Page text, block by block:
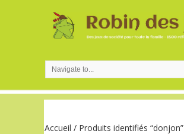
Accueil / Produits identifiés “donjon”